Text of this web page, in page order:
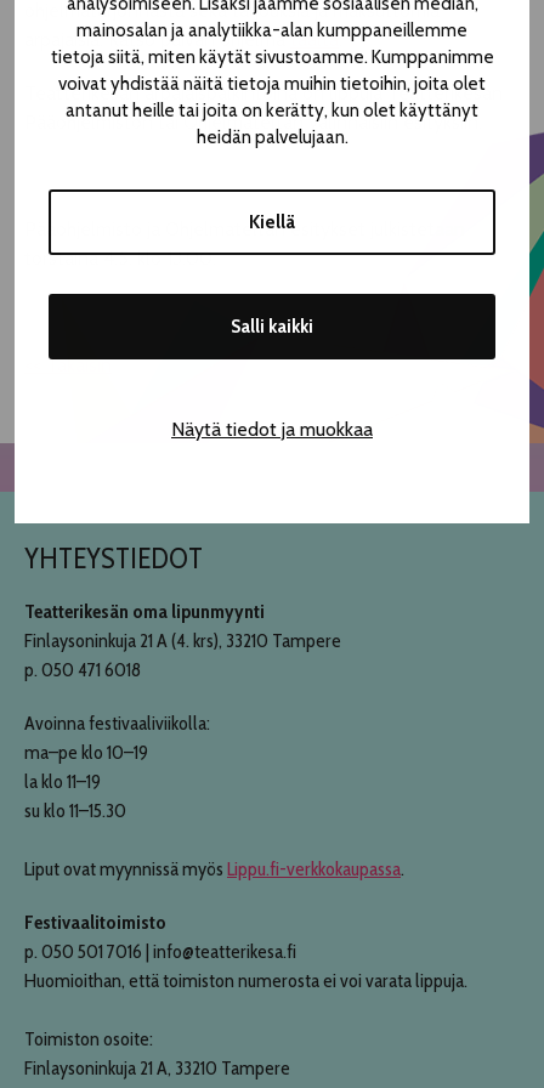
mainosalan ja analytiikka-alan kumppaneillemme
tietoja siitä, miten käytät sivustoamme. Kumppanimme
voivat yhdistää näitä tietoja muihin tietoihin, joita olet
antanut heille tai joita on kerätty, kun olet käyttänyt
heidän palvelujaan.
Kiellä
Salli kaikki
Näytä tiedot ja muokkaa
ohjelmatarjonnasta sekä tarjouksia ja maksuttomia
arpajaisia. Katso päivän ohjelmatäältä.
Teatterikesän arpajaispalkintoina on lippuja Teatterikesän
Pääohjelmiston tai Ohjelmateltan valinnaisiin esityksiin.
Pääohjelmisto ja Ohjelmateltan esitykset julkistetaan
torstaina 4.5. klo 13.00.
<< Takaisin
YHTEYSTIEDOT
Teatterikesän oma lipunmyynti
Finlaysoninkuja 21 A (4. krs), 33210 Tampere
p. 050 471 6018
Avoinna festivaaliviikolla:
ma–pe klo 10–19
la klo 11–19
su klo 11–15.30
Liput ovat myynnissä myös Lippu.fi-verkkokaupassa.
Festivaalitoimisto
p. 050 501 7016 | info@teatterikesa.fi
Huomioithan, että toimiston numerosta ei voi varata lippuja.
Toimiston osoite:
Finlaysoninkuja 21 A, 33210 Tampere